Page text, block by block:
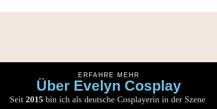
ERFAHRE MEHR
Über Evelyn Cosplay
Seit 2015 bin ich als deutsche Cosplayerin in der Szene